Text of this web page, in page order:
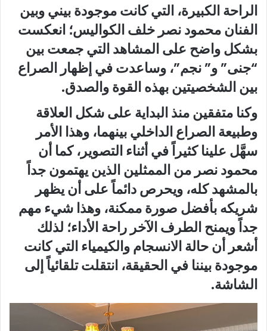
الراحة الكبيرة، التي كانت موجودة بيني وبين
الفنان محمود نصر خلف الكواليس؛ انعكست
بشكل واضح على المشاهد التي جمعت بين
“جنى” و” نجم”، وساعدت في إظهار الصراع
بين الشخصيتين بهذه القوة والصدق.
وكنا متفقين منذ البداية على شكل العلاقة
وطبيعة الصراع الداخلي بينهما، وهذا الأمر
سهَّل علينا كثيراً في أثناء التصوير، كما أن
محمود نصر من الممثلين الذين يهتمون جداً
بالمشهد كله، ويحرص دائماً على أن يظهر
شريكه بأفضل صورة ممكنة، وهذا شيء مهم
جداً ويمنح الطرف الآخر راحة الأداء؛ لذلك
أشعر أن حالة الانسجام والكيمياء التي كانت
موجودة بيننا في الحقيقة، انتقلت تلقائياً إلى
الشاشة.